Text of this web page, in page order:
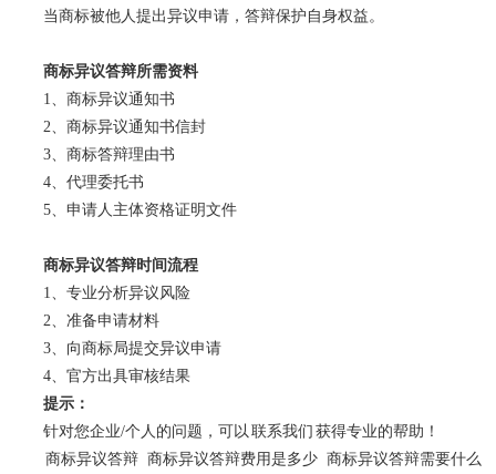
当商标被他人提出异议申请，答辩保护自身权益。
商标异议答辩所需资料
1、商标异议通知书
2、商标异议通知书信封
3、商标答辩理由书
4、代理委托书
5、申请人主体资格证明文件
商标异议答辩时间流程
1、专业分析异议风险
2、准备申请材料
3、向商标局提交异议申请
4、官方出具审核结果
提示：
针对您企业/个人的问题，可以 联系我们 获得专业的帮助！
商标异议答辩 商标异议答辩费用是多少 商标异议答辩需要什么